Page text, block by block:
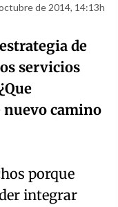
de 2014, 14:13h
de
servicios
nuevo camino
porque
integrar